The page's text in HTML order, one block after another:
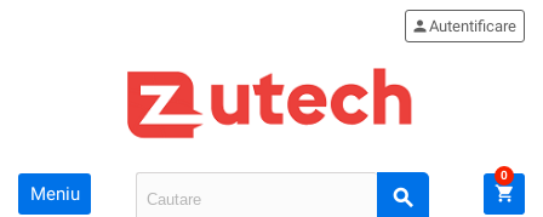
Meniu search
personAutentificare
shopping_cart
0